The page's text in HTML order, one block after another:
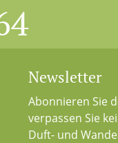
Newsletter
Abonnieren Sie
verpassen Sie
Duft- und